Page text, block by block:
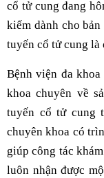
cổ tử cung đang
kiếm dành cho
tuyến cổ tử cung là
Bệnh viện đa
khoa chuyên về
tuyến cổ tử cung
chuyên khoa có
giúp công tác
luôn nhận được